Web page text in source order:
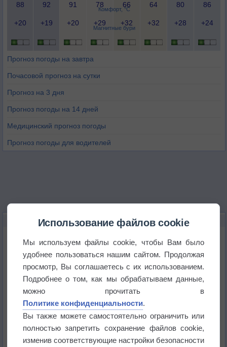
Комфорт, °C
Магнитные бури
88 92 91 78 66 64 80 86
+20 +19 +20 +29 +32 +32 +28 +24
Прогноз погоды на завтра
Почасовой прогноз на сутки
Прогноз на 3 дня
Прогноз погоды на 14 дней
Медицинский прогноз погоды
Прогноз погоды для водителей
НОВОЕ О ПОГОДЕ
Погода в Краснодаре 6 августа
Погода в Санкт-Петербурге 6 августа
Погода в Москве 6 августа
Использование файлов cookie
Мы используем файлы cookie, чтобы Вам было
удобнее пользоваться нашим сайтом. Продолжая
просмотр, Вы соглашаетесь с их использованием.
Подробнее о том, как мы обрабатываем данные,
можно прочитать в
Политике конфиденциальности.
Вы также можете самостоятельно ограничить или
полностью запретить сохранение файлов cookie,
изменив соответствующие настройки безопасности